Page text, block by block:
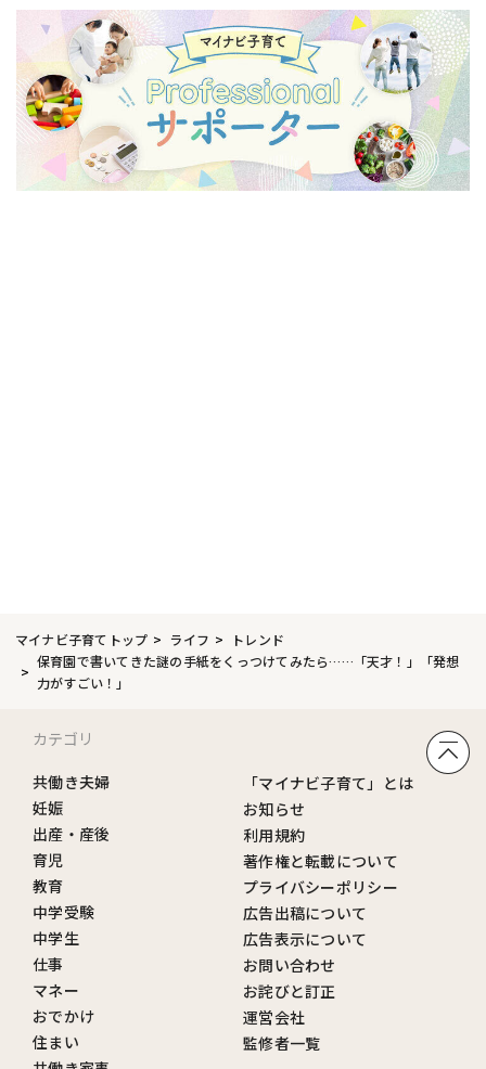
マイナビ子育てトップ ライフ
トレンド
保育園で書いてきた謎の手紙をくっつけてみたら……「天才！」「発想
力がすごい！」
カテゴリ
共働き夫婦
妊娠
出産・産後
育児
教育
中学受験
中学生
仕事
マネー
おでかけ
住まい
「マイナビ子育て」とは
お知らせ
利用規約
著作権と転載について
プライバシーポリシー
広告出稿について
広告表示について
お問い合わせ
お詫びと訂正
運営会社
監修者一覧